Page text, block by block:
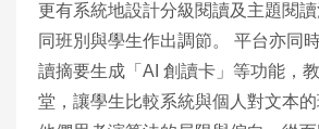
更有系統地設計分級閱讀及主題閱
同班別與學生作出調節。 平台亦同
讀摘要生成「AI 創讀卡」等功能，
堂，讓學生比較系統與個人對文本